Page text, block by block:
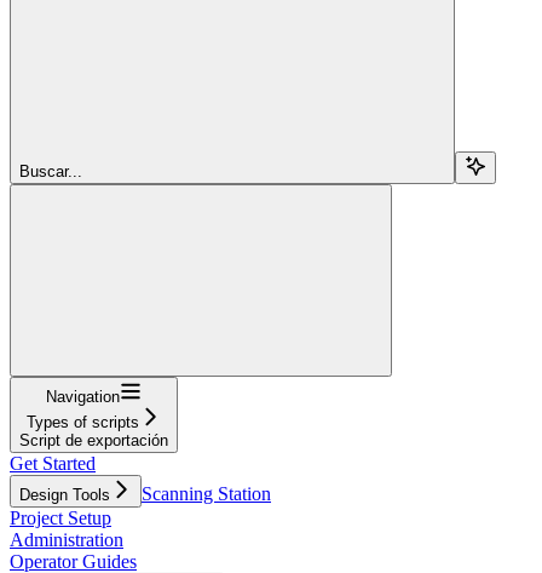
Buscar...
Navigation
Types of scripts
Script de exportación
Get Started
Design Tools
Scanning Station
Project Setup
Administration
Operator Guides